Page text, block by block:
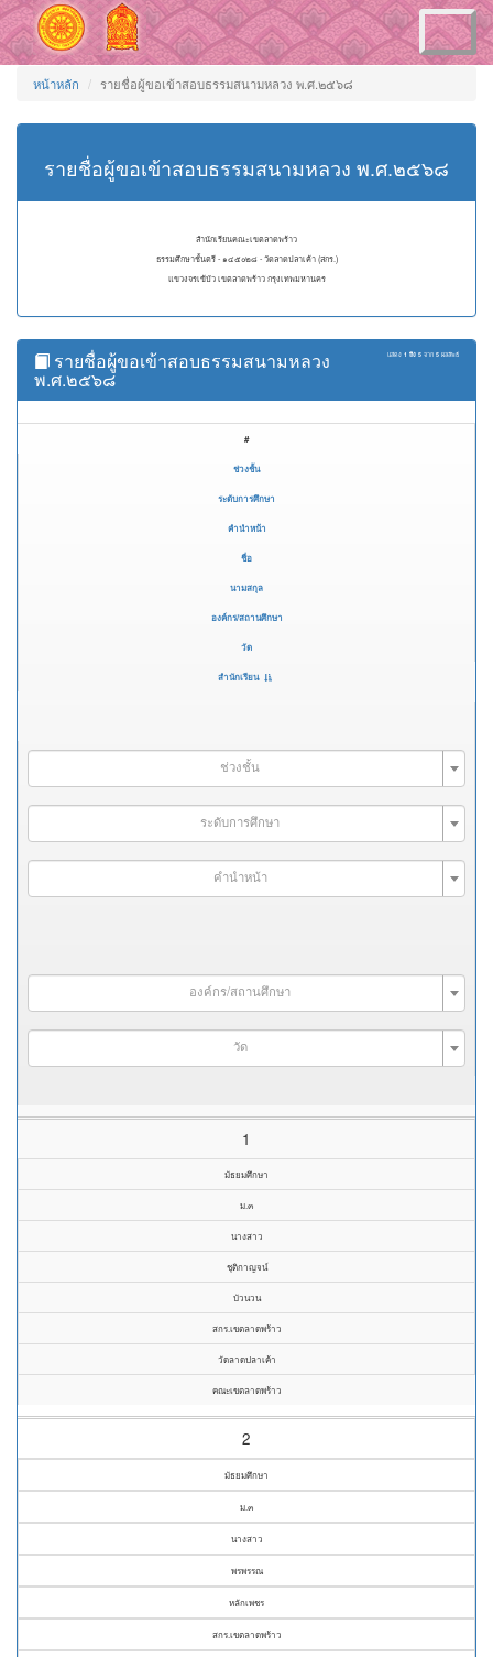
Toggle
navigation
หน้าหลัก รายชื่อผู้ขอเข้าสอบธรรมสนามหลวง พ.ศ.๒๕๖๘
รายชื่อผู้ขอเข้าสอบธรรมสนามหลวง พ.ศ.๒๕๖๘
สำนักเรียนคณะเขตลาดพร้าว
ธรรมศึกษาชั้นตรี - ๑๔๕๐๒๘ - วัดลาดปลาเค้า (สกร.)
แขวงจรเข้บัว เขตลาดพร้าว กรุงเทพมหานคร
แสดง 1 ถึง 5 จาก 5 ผลลัพธ์
รายชื่อผู้ขอเข้าสอบธรรมสนามหลวง
พ.ศ.๒๕๖๘
#
ช่วงชั้น
ระดับการศึกษา
คำนำหน้า
ชื่อ
นามสกุล
องค์กร/สถานศึกษา
วัด
สำนักเรียน
ช่วงชั้น
ระดับการศึกษา
คำนำหน้า
องค์กร/สถานศึกษา
วัด
1
มัธยมศึกษา
ม.๓
นางสาว
ชุติกาญจน์
บัวนวน
สกร.เขตลาดพร้าว
วัดลาดปลาเค้า
คณะเขตลาดพร้าว
2
มัธยมศึกษา
ม.๓
นางสาว
พรพรรณ
หลักเพชร
สกร.เขตลาดพร้าว